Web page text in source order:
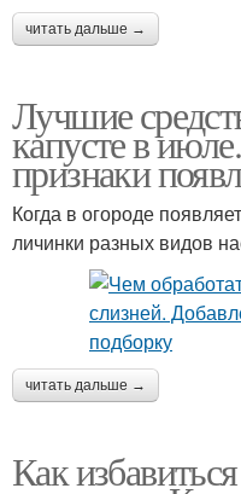
читать дальше →
Лучшие
капусте в
признаки
Когда в огороде
личинки разных видов
читать дальше →
Как